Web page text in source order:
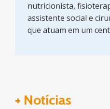
nutricionista,
assistente social e
que atuam em um
+ Notícias